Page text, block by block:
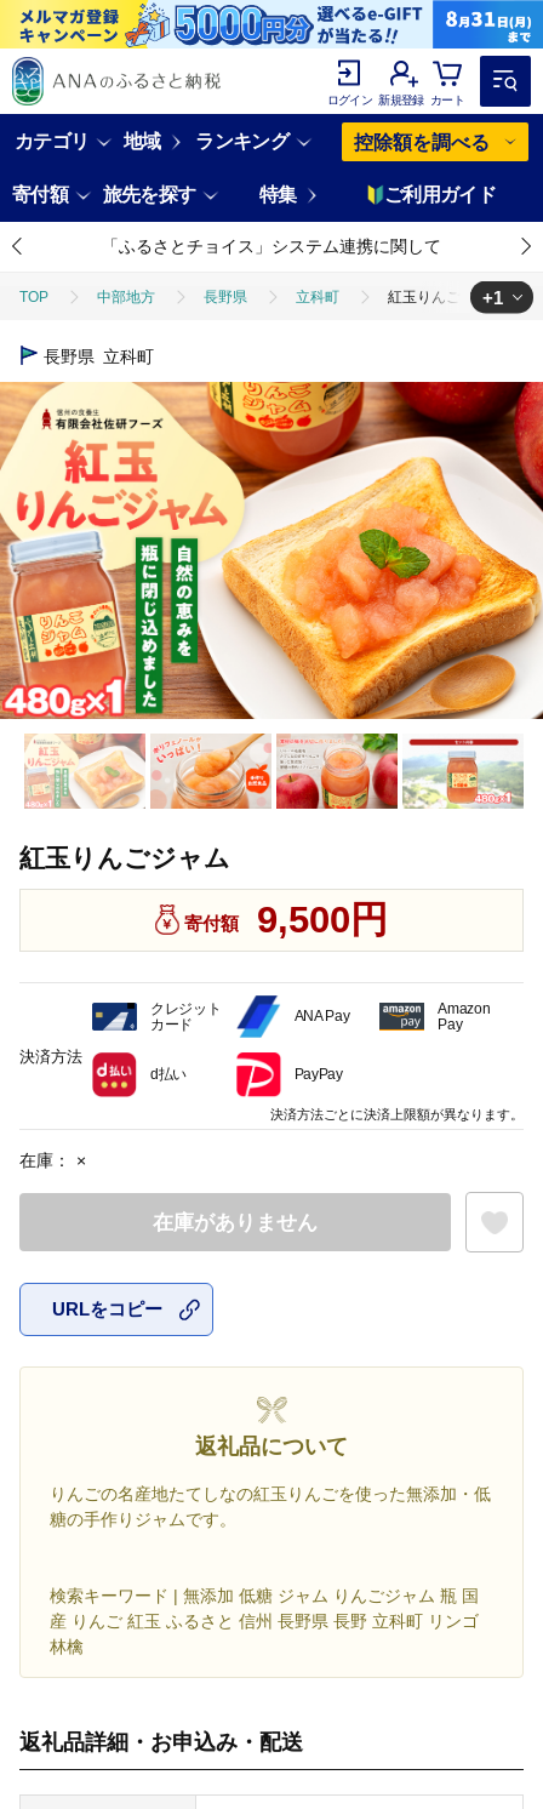
ログイン 新規登録 カート
カテゴリ 地域 ランキング 控除額を調べる
寄付額 旅先を探す 特集 ご利用ガイド
「ふるさとチョイス」システム連携に関して
TOP 中部地方 長野県 立科町 紅玉りんごジャム
TOP
+1
長野県 立科町
紅玉りんごジャム
寄付額 9,500円
在庫： ×
在庫がありません
URLをコピー
返礼品について
りんごの名産地たてしなの紅玉りんごを使った無添加・低
糖の手作りジャムです。
検索キーワード | 無添加 低糖 ジャム りんごジャム 瓶 国
産 りんご 紅玉 ふるさと 信州 長野県 長野 立科町 リンゴ
林檎
返礼品詳細・お申込み・配送
決済方法
クレジット
カード
ANA Pay
Amazon
Pay
d払い PayPay
決済方法ごとに決済上限額が異なります。